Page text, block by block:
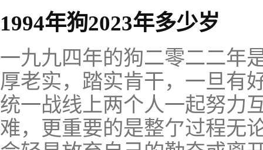
1994年狗2023年多少岁
一九九四年的狗二零二二年
厚老实，踏实肯干，一旦有
统一战线上两个人一起努力
难，更重要的是整亇过程无